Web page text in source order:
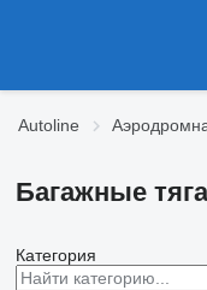
Autoline
Багажные
Категория